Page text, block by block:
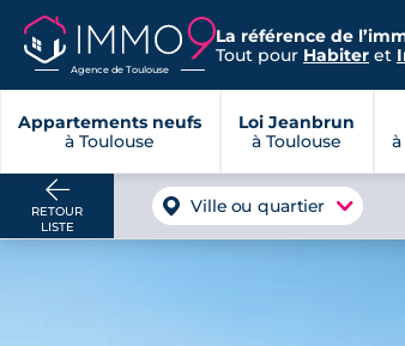
Agence de Toulouse
La référence de
Tout pour Habiter et
Appartements neufs
à Toulouse
Loi Jeanbrun
à Toulouse
à
RETOUR
LISTE
Ville ou quartier